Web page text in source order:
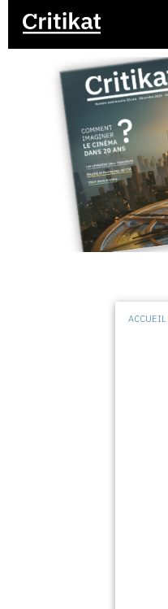
ACCUEIL